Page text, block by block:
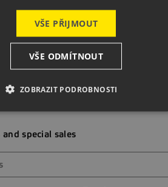
 Home
special sales
VŠE PŘIJMOUT
VŠE ODMÍTNOUT
ZOBRAZIT PODROBNOSTI